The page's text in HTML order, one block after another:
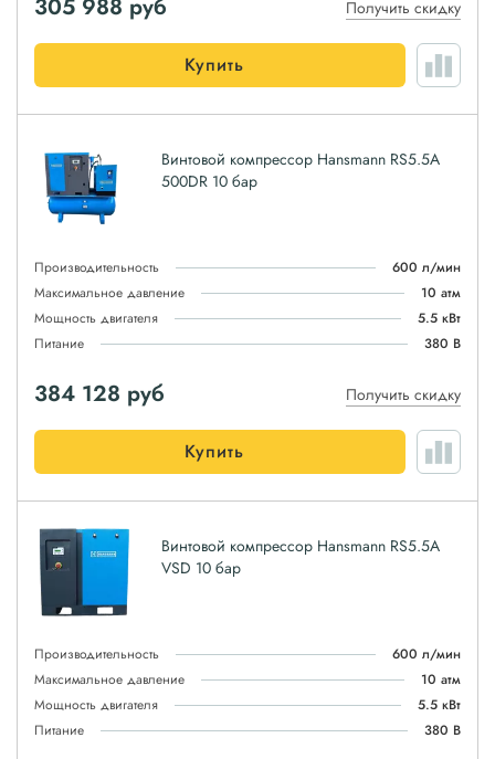
305 988 руб Получить скидку
Купить
Винтовой компрессор Hansmann RS5.5A
500DR 10 бар
Производительность
600 л/мин
Максимальное давление
10 атм
Мощность двигателя
5.5 кВт
Питание
380 В
384 128 руб Получить скидку
Купить
Винтовой компрессор Hansmann RS5.5A
VSD 10 бар
Производительность
600 л/мин
Максимальное давление
10 атм
Мощность двигателя
5.5 кВт
Питание
380 В